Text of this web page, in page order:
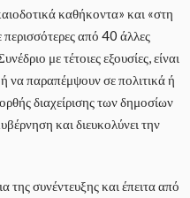
καθήκοντα» και «στη
από 40 άλλες
με τέτοιες εξουσίες, είναι
να παραπέμψουν σε πολιτικά ή
διαχείρισης των δημοσίων
και διευκολύνει την
της συνέντευξης και έπειτα από